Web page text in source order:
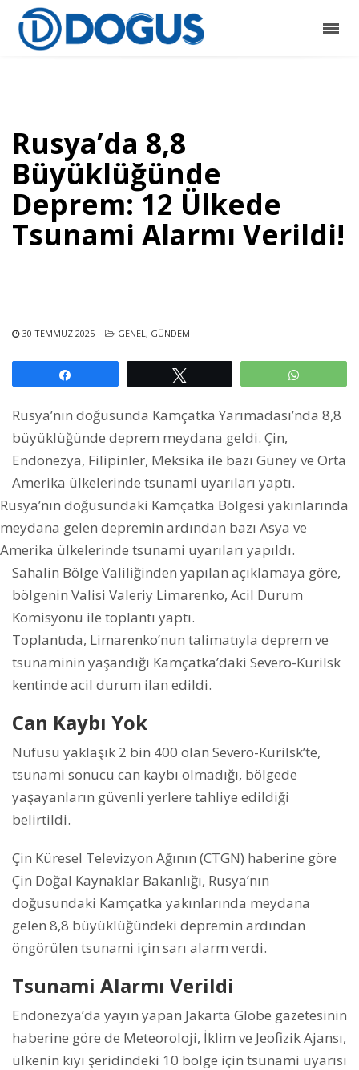
Rusya’da 8,8
Büyüklüğünde
Deprem: 12 Ülkede
Tsunami Alarmı Verildi!
30 TEMMUZ 2025 GENEL, GÜNDEM
Rusya’nın doğusunda Kamçatka Yarımadası’nda 8,8
büyüklüğünde deprem meydana geldi. Çin,
Endonezya, Filipinler, Meksika ile bazı Güney ve Orta
Amerika ülkelerinde tsunami uyarıları yaptı.
Rusya’nın doğusundaki Kamçatka Bölgesi yakınlarında
meydana gelen depremin ardından bazı Asya ve
Amerika ülkelerinde tsunami uyarıları yapıldı.
Sahalin Bölge Valiliğinden yapılan açıklamaya göre,
bölgenin Valisi Valeriy Limarenko, Acil Durum
Komisyonu ile toplantı yaptı.
Toplantıda, Limarenko’nun talimatıyla deprem ve
tsunaminin yaşandığı Kamçatka’daki Severo-Kurilsk
kentinde acil durum ilan edildi.
Can Kaybı Yok
Nüfusu yaklaşık 2 bin 400 olan Severo-Kurilsk’te,
tsunami sonucu can kaybı olmadığı, bölgede
yaşayanların güvenli yerlere tahliye edildiği
belirtildi.
Çin Küresel Televizyon Ağının (CTGN) haberine göre
Çin Doğal Kaynaklar Bakanlığı, Rusya’nın
doğusundaki Kamçatka yakınlarında meydana
gelen 8,8 büyüklüğündeki depremin ardından
öngörülen tsunami için sarı alarm verdi.
Tsunami Alarmı Verildi
Endonezya’da yayın yapan Jakarta Globe gazetesinin
haberine göre de Meteoroloji, İklim ve Jeofizik Ajansı,
ülkenin kıyı şeridindeki 10 bölge için tsunami uyarısı